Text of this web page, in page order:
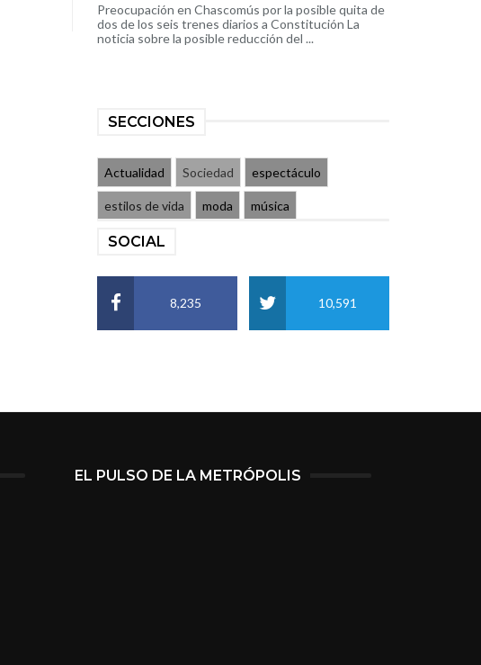
Preocupación en Chascomús por la posible quita de
dos de los seis trenes diarios a Constitución La
noticia sobre la posible reducción del ...
SECCIONES
Actualidad Sociedad espectáculo
estilos de vida moda música
SOCIAL
8,235 10,591
EL PULSO DE LA METRÓPOLIS